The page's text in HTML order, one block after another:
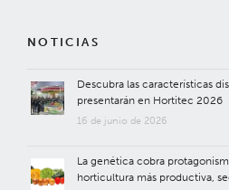
NOTICIAS
Descubra las características
presentarán en Hortitec 2026
16 de junio de 2026
La genética cobra
horticultura más productiva,